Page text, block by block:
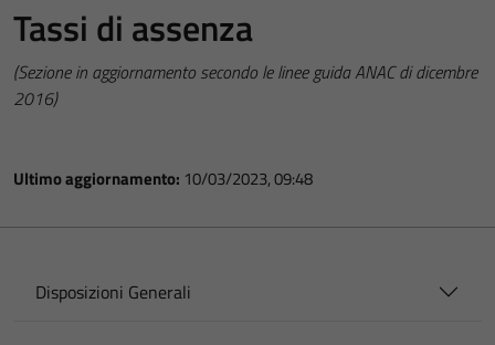
Tassi di assenza
(Sezione in aggiornamento secondo le linee guida ANAC di dicembre
2016)
Ultimo aggiornamento: 10/03/2023, 09:48
Disposizioni Generali